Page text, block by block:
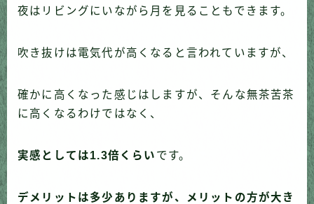
夜はリビングにいながら月を見ることもできます。
吹き抜けは電気代が高くなると言われていますが、
確かに高くなった感じはしますが、そんな無茶苦茶
に高くなるわけではなく、
実感としては1.3倍くらい です。
デメリットは多少ありますが、メリットの方が大き